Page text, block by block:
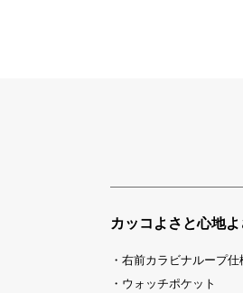
カッコよさと心地
・右前カラビナループ仕
・ウォッチポケット